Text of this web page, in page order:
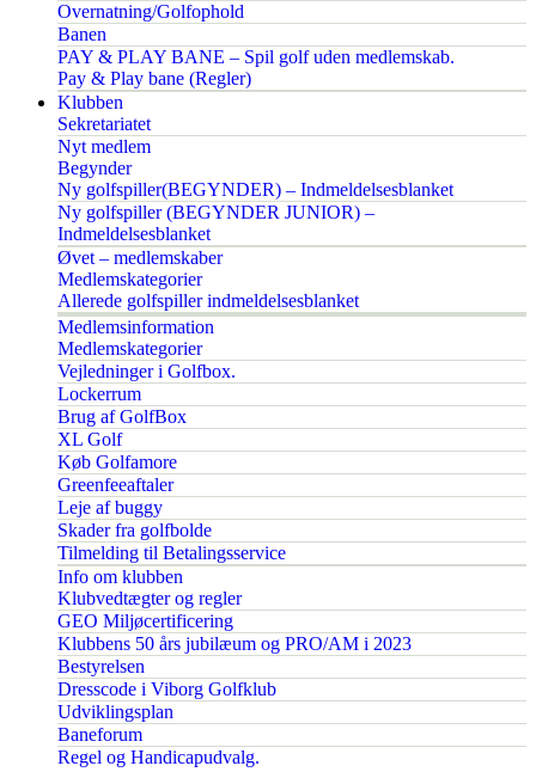
Overnatning/Golfophold
Banen
PAY & PLAY BANE – Spil golf uden medlemskab.
Pay & Play bane (Regler)
Klubben
Sekretariatet
Nyt medlem
Begynder
Ny golfspiller(BEGYNDER) – Indmeldelsesblanket
Ny golfspiller (BEGYNDER JUNIOR) –
Indmeldelsesblanket
Øvet – medlemskaber
Medlemskategorier
Allerede golfspiller indmeldelsesblanket
Medlemsinformation
Medlemskategorier
Vejledninger i Golfbox.
Lockerrum
Brug af GolfBox
XL Golf
Køb Golfamore
Greenfeeaftaler
Leje af buggy
Skader fra golfbolde
Tilmelding til Betalingsservice
Info om klubben
Klubvedtægter og regler
GEO Miljøcertificering
Klubbens 50 års jubilæum og PRO/AM i 2023
Bestyrelsen
Dresscode i Viborg Golfklub
Udviklingsplan
Baneforum
Regel og Handicapudvalg.